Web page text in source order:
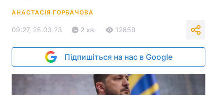
АНАСТАСІЯ ГОРБАЧОВА
09:27, 25.03.23 2 хв. 12859
Підпишіться на нас в Google